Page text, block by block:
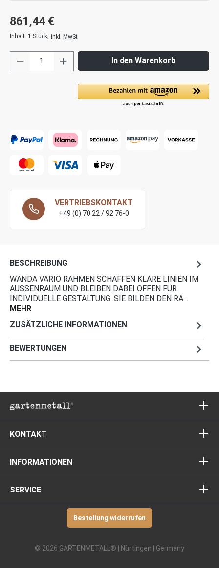
861,44 €
Inhalt: 1 Stück; inkl. MwSt
In den Warenkorb
VERTRIEBSKONTAKT
+49 (0) 70 22 / 92 76-0
BESCHREIBUNG
WANDA VARIO RAHMEN SCHAFFEN KLARE LINIEN IM
AUSSENRAUM UND BLEIBEN DABEI OFFEN FÜR I
NDIVIDUELLE GESTALTUNG. SIE BILDEN DEN RA…
MEHR
ZUSÄTZLICHE INFORMATIONEN
BEWERTUNGEN
KONTAKT
INFORMATIONEN
SERVICE
Bestellung widerrufen
© 2026 GARTENMETALL® | Nürtingen | Germany